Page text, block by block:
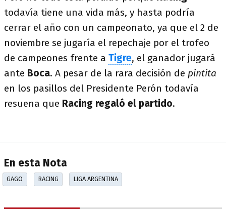
todavía tiene una vida más, y hasta podría
cerrar el año con un campeonato, ya que el 2 de
noviembre se jugaría el repechaje por el trofeo
de campeones frente a Tigre, el ganador jugará
ante Boca. A pesar de la rara decisión de pintita
en los pasillos del Presidente Perón todavía
resuena que Racing regaló el partido.
En esta Nota
GAGO RACING LIGA ARGENTINA